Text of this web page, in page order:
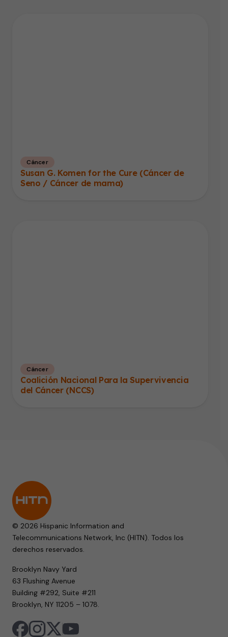
Cáncer
Susan G. Komen for the Cure (Cáncer de
Seno / Cáncer de mama)
Cáncer
Coalición Nacional Para la Supervivencia
del Cáncer (NCCS)
© 2026 Hispanic Information and
Telecommunications Network, Inc (HITN). Todos los
derechos reservados.
Brooklyn Navy Yard
63 Flushing Avenue
Building #292, Suite #211
Brooklyn, NY 11205 – 1078.